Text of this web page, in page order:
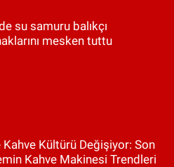
su samuru balıkçı
mesken tuttu
Kahve Kültürü Değişiyor: Son
Kahve Makinesi Trendleri